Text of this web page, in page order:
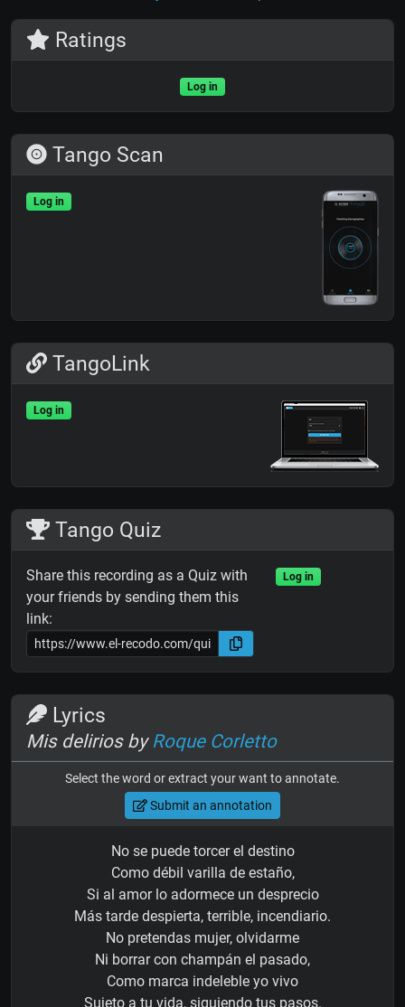
Ratings
Log in
Tango Scan
Log in
TangoLink
Log in
Tango Quiz
Share this recording as a Quiz with
your friends by sending them this
link:
Log in
Lyrics
Mis delirios byRoque Corletto
Select the word or extract your want to annotate.
Submit an annotation
No se puede torcer el destino
Como débil varilla de estaño,
Si al amor lo adormece un desprecio
Más tarde despierta, terrible, incendiario.
No pretendas mujer, olvidarme
Ni borrar con champán el pasado,
Como marca indeleble yo vivo
Sujeto a tu vida, siguiendo tus pasos.